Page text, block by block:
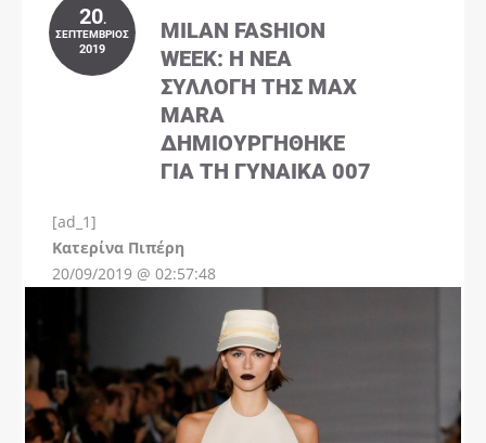
20.
ΣΕΠΤΈΜΒΡΙΟΣ
2019
MILAN FASHION
WEEK: Η ΝΈΑ
ΣΥΛΛΟΓΉ ΤΗΣ MAX
MARA
ΔΗΜΙΟΥΡΓΉΘΗΚΕ
ΓΙΑ ΤΗ ΓΥΝΑΊΚΑ 007
[ad_1]
Kατερίνα Πιπέρη
20/09/2019 @ 02:57:48